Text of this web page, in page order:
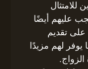
للامتثال
عليهم أيضًا
تقديم
يوفر لهم مزيدًا